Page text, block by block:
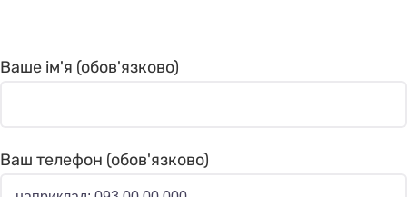
Ваше ім'я (обов'язково)
Ваш телефон (обов'язково)